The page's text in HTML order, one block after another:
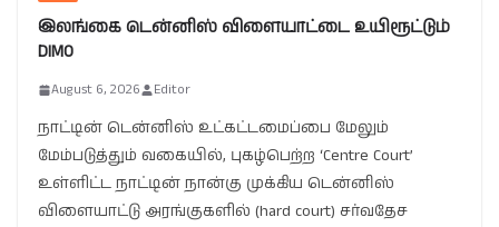
இலங்கை டென்னிஸ் விளையாட்டை உயிரூட்டும்
DIMO
August 6, 2026 Editor
நாட்டின் டென்னிஸ் உட்கட்டமைப்பை மேலும்
மேம்படுத்தும் வகையில், புகழ்பெற்ற ‘Centre Court’
உள்ளிட்ட நாட்டின் நான்கு முக்கிய டென்னிஸ்
விளையாட்டு அரங்குகளில் (hard court) சர்வதேச